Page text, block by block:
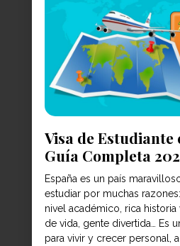
Visa de Estudiante
Guía Completa
España es un país
estudiar por muchas
nivel académico, rica
de vida, gente divertida… Es
para vivir y crecer personal,